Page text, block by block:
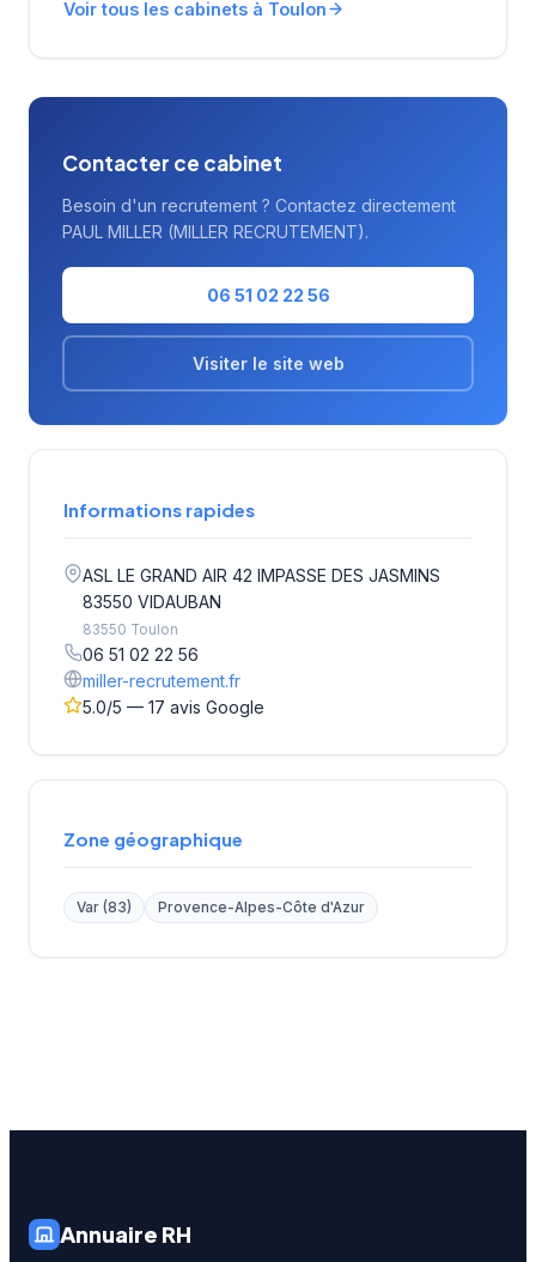
Voir tous les cabinets à Toulon
Contacter ce cabinet
Besoin d'un recrutement ? Contactez directement
PAUL MILLER (MILLER RECRUTEMENT).
06 51 02 22 56
Visiter le site web
Informations rapides
ASL LE GRAND AIR 42 IMPASSE DES JASMINS
83550 VIDAUBAN
83550 Toulon
06 51 02 22 56
miller-recrutement.fr
5.0/5 — 17 avis Google
Zone géographique
Var (83) Provence-Alpes-Côte d'Azur
Annuaire RH